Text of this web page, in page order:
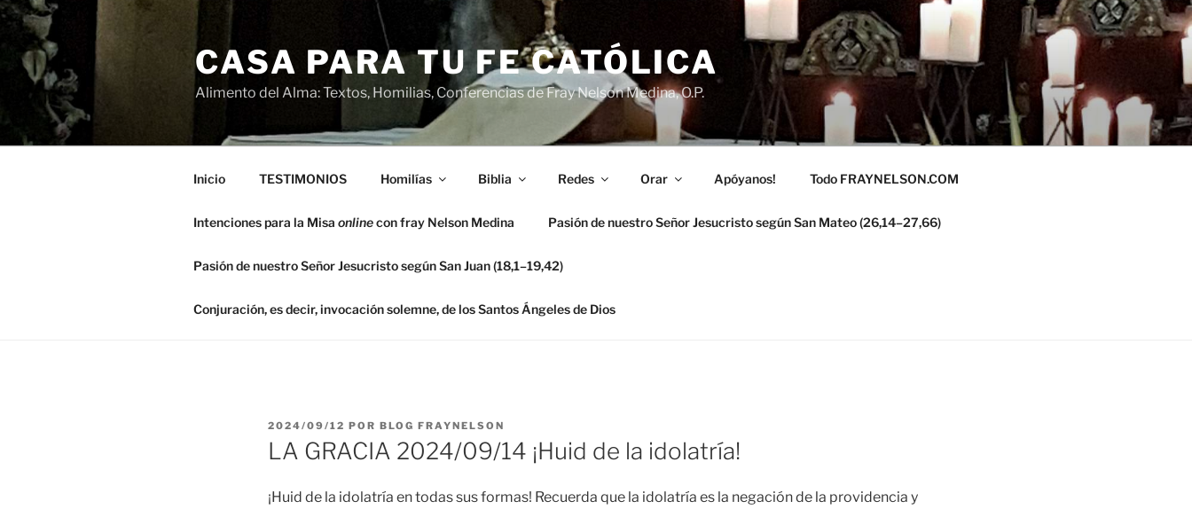
Saltar
contenido
CASA PARA TU FE CATÓLICA
Alimento del Alma: Textos, Homilias, Conferencias de Fray Nelson Medina, O.P.
Inicio TESTIMONIOS Homilías Biblia Redes Orar Apóyanos! Todo FRAYNELSON.COM
Intenciones para la Misa onlinecon fray Nelson Medina Pasión de nuestro Señor Jesucristo según San Mateo (26,14–27,66)
Pasión de nuestro Señor Jesucristo según San Juan (18,1–19,42)
Conjuración, es decir, invocación solemne, de los Santos Ángeles de Dios
PUBLICADO
EL
2024/09/12 POR BLOG FRAYNELSON
LA GRACIA 2024/09/14 ¡Huid de la idolatría!
¡Huid de la idolatría en todas sus formas! Recuerda que la idolatría es la negación de la providencia y